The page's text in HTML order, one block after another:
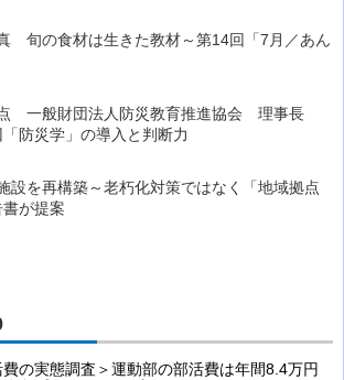
旬の食材は生きた教材～第14回「7月／あん
一般財団法人防災教育推進協会 理事長
防災学」の導入と判断力
設を再構築～老朽化対策ではなく「地域拠点
が提案
費の実態調査＞運動部の部活費は年間8.4万円